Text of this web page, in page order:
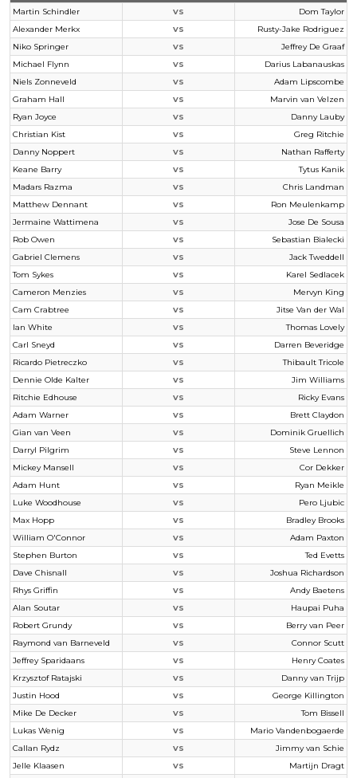
Martin Schindler VS
Dom Taylor
Alexander Merkx
VS
Rusty-Jake Rodriguez
Niko Springer
VS
Jeffrey De Graaf
Michael Flynn
VS
Darius Labanauskas
Niels Zonneveld
VS
Adam Lipscombe
Graham Hall
VS
Marvin van Velzen
Ryan Joyce
VS
Danny Lauby
Christian Kist
VS
Greg Ritchie
Danny Noppert
VS
Nathan Rafferty
Keane Barry
VS
Tytus Kanik
Madars Razma
VS
Chris Landman
Matthew Dennant
VS
Ron Meulenkamp
Jermaine Wattimena
VS
Jose De Sousa
Rob Owen
VS
Sebastian Bialecki
Gabriel Clemens
VS
Jack Tweddell
Tom Sykes
VS
Karel Sedlacek
Cameron Menzies
VS
Mervyn King
Cam Crabtree
VS
Jitse Van der Wal
Ian White
VS
Thomas Lovely
Carl Sneyd
VS
Darren Beveridge
Ricardo Pietreczko
VS
Thibault Tricole
Dennie Olde Kalter
VS
Jim Williams
Ritchie Edhouse
VS
Ricky Evans
Adam Warner
VS
Brett Claydon
Gian van Veen
VS
Dominik Gruellich
Darryl Pilgrim
VS
Steve Lennon
Mickey Mansell
VS
Cor Dekker
Adam Hunt
VS
Ryan Meikle
Luke Woodhouse
VS
Pero Ljubic
Max Hopp
VS
Bradley Brooks
William O'Connor
VS
Adam Paxton
Stephen Burton
VS
Ted Evetts
Dave Chisnall
VS
Joshua Richardson
Rhys Griffin
VS
Andy Baetens
Alan Soutar
VS
Haupai Puha
Robert Grundy
VS
Berry van Peer
Raymond van Barneveld
VS
Connor Scutt
Jeffrey Sparidaans
VS
Henry Coates
Krzysztof Ratajski
VS
Danny van Trijp
Justin Hood
VS
George Killington
Mike De Decker
VS
Tom Bissell
Lukas Wenig
VS
Mario Vandenbogaerde
Callan Rydz
VS
Jimmy van Schie
Jelle Klaasen
VS
Martijn Dragt